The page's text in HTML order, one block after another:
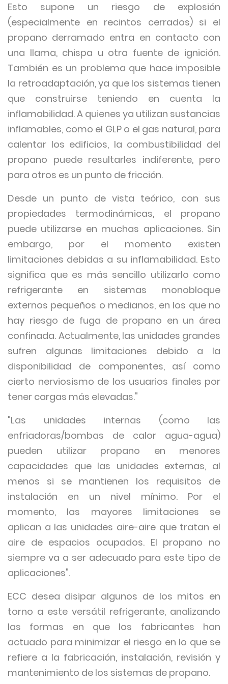
Esto supone un riesgo de explosión
(especialmente en recintos cerrados) si el
propano derramado entra en contacto con
una llama, chispa u otra fuente de ignición.
También es un problema que hace imposible
la retroadaptación, ya que los sistemas tienen
que construirse teniendo en cuenta la
inflamabilidad. A quienes ya utilizan sustancias
inflamables, como el GLP o el gas natural, para
calentar los edificios, la combustibilidad del
propano puede resultarles indiferente, pero
para otros es un punto de fricción.
Desde un punto de vista teórico, con sus
propiedades termodinámicas, el propano
puede utilizarse en muchas aplicaciones. Sin
embargo, por el momento existen
limitaciones debidas a su inflamabilidad. Esto
significa que es más sencillo utilizarlo como
refrigerante en sistemas monobloque
externos pequeños o medianos, en los que no
hay riesgo de fuga de propano en un área
confinada. Actualmente, las unidades grandes
sufren algunas limitaciones debido a la
disponibilidad de componentes, así como
cierto nerviosismo de los usuarios finales por
tener cargas más elevadas."
"Las unidades internas (como las
enfriadoras/bombas de calor agua-agua)
pueden utilizar propano en menores
capacidades que las unidades externas, al
menos si se mantienen los requisitos de
instalación en un nivel mínimo. Por el
momento, las mayores limitaciones se
aplican a las unidades aire-aire que tratan el
aire de espacios ocupados. El propano no
siempre va a ser adecuado para este tipo de
aplicaciones".
ECC desea disipar algunos de los mitos en
torno a este versátil refrigerante, analizando
las formas en que los fabricantes han
actuado para minimizar el riesgo en lo que se
refiere a la fabricación, instalación, revisión y
mantenimiento de los sistemas de propano.